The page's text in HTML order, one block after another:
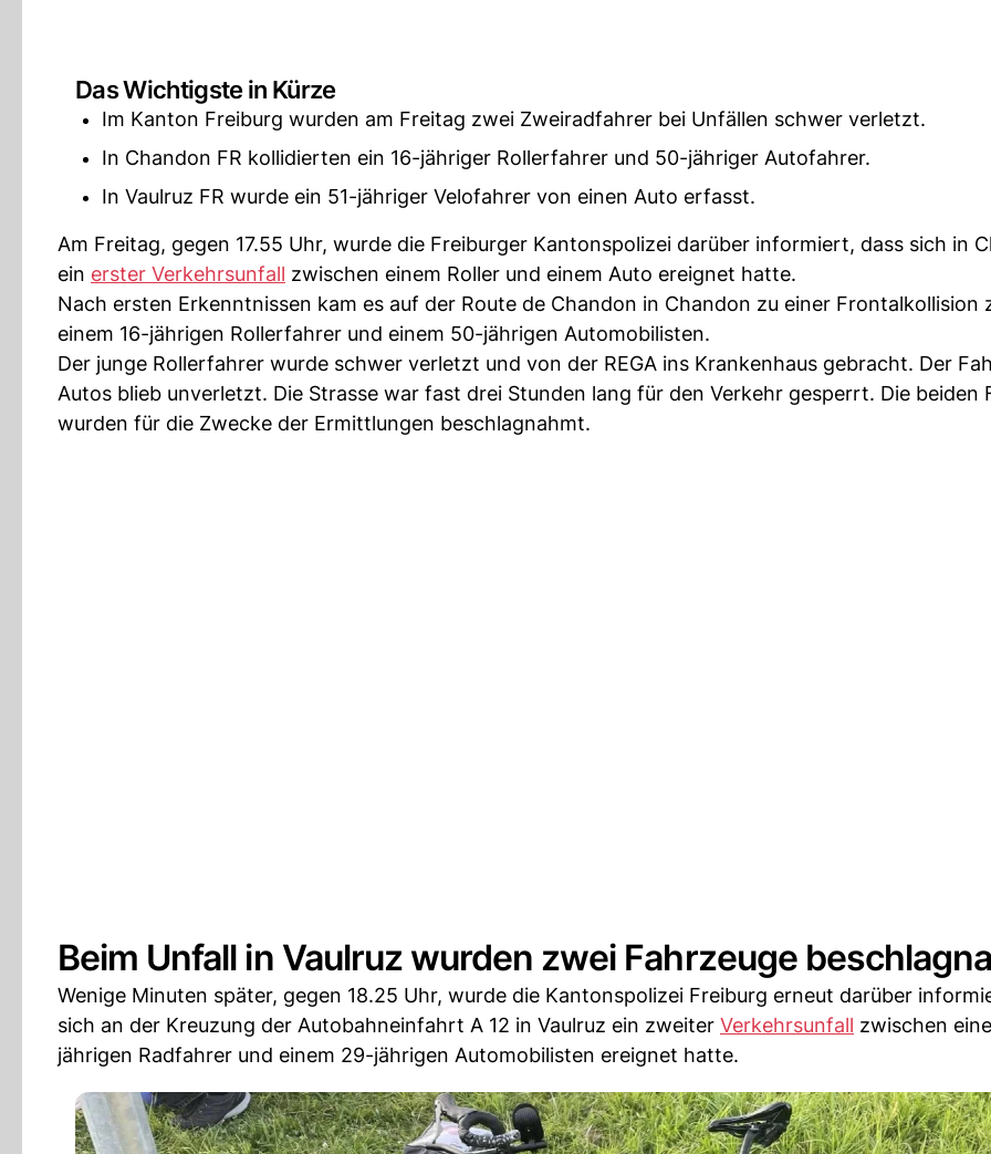
Das Wichtigste in Kürze
Im Kanton Freiburg wurden am Freitag zwei Zweiradfahrer bei Unfällen schwer verletzt.
In Chandon FR kollidierten ein 16-jähriger Rollerfahrer und 50-jähriger Autofahrer.
In Vaulruz FR wurde ein 51-jähriger Velofahrer von einen Auto erfasst.
Am Freitag, gegen 17.55 Uhr, wurde die Freiburger Kantonspolizei darüber informiert, dass sich in
ein erster Verkehrsunfall zwischen einem Roller und einem Auto ereignet hatte.
Nach ersten Erkenntnissen kam es auf der Route de Chandon in Chandon zu einer Frontalkollision
einem 16-jährigen Rollerfahrer und einem 50-jährigen Automobilisten.
Der junge Rollerfahrer wurde schwer verletzt und von der REGA ins Krankenhaus gebracht. Der
Autos blieb unverletzt. Die Strasse war fast drei Stunden lang für den Verkehr gesperrt. Die beiden
wurden für die Zwecke der Ermittlungen beschlagnahmt.
Beim Unfall in Vaulruz wurden zwei Fahrzeuge
Wenige Minuten später, gegen 18.25 Uhr, wurde die Kantonspolizei Freiburg erneut darüber
sich an der Kreuzung der Autobahneinfahrt A 12 in Vaulruz ein zweiter Verkehrsunfall zwischen
jährigen Radfahrer und einem 29-jährigen Automobilisten ereignet hatte.